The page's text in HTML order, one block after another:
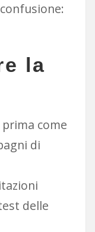
la
prima come
di
delle